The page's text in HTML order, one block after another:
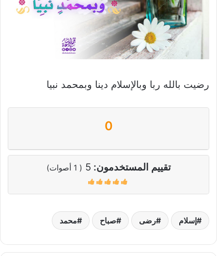
رضيت بالله ربا وبالإسلام دينا وبمحمد نبيا
0
تقييم المستخدمون: 5
(
1 أصوات)
إسلام رضى صباح محمد